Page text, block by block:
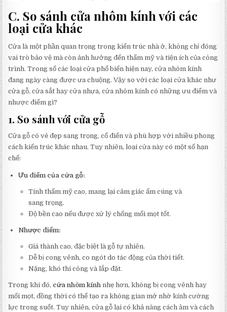
C. So sánh cửa nhôm kính với các
loại cửa khác
Cửa là một phần quan trọng trong kiến trúc nhà ở, không chỉ đóng
vai trò bảo vệ mà còn ảnh hưởng đến thẩm mỹ và tiện ích của công
trình. Trong số các loại cửa phổ biến hiện nay, cửa nhôm kính
đang ngày càng được ưa chuộng. Vậy so với các loại cửa khác như
cửa gỗ, cửa sắt hay cửa nhựa, cửa nhôm kính có những ưu điểm và
nhược điểm gì?
1. So sánh với cửa gỗ
Cửa gỗ có vẻ đẹp sang trọng, cổ điển và phù hợp với nhiều phong
cách kiến trúc khác nhau. Tuy nhiên, loại cửa này có một số hạn
chế:
Ưu điểm của cửa gỗ:
Tính thẩm mỹ cao, mang lại cảm giác ấm cúng và
sang trọng.
Độ bền cao nếu được xử lý chống mối mọt tốt.
Nhược điểm:
Giá thành cao, đặc biệt là gỗ tự nhiên.
Dễ bị cong vênh, co ngót do tác động của thời tiết.
Nặng, khó thi công và lắp đặt.
Trong khi đó, cửa nhôm kính nhẹ hơn, không bị cong vênh hay
mối mọt, đồng thời có thể tạo ra không gian mở nhờ kính cường
lực trong suốt. Tuy nhiên, cửa gỗ lại có khả năng cách âm và cách